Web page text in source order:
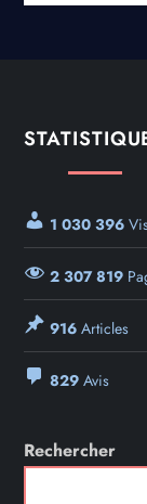
1 030 396
2 307 819
916 Articles
829 Avis
Rechercher